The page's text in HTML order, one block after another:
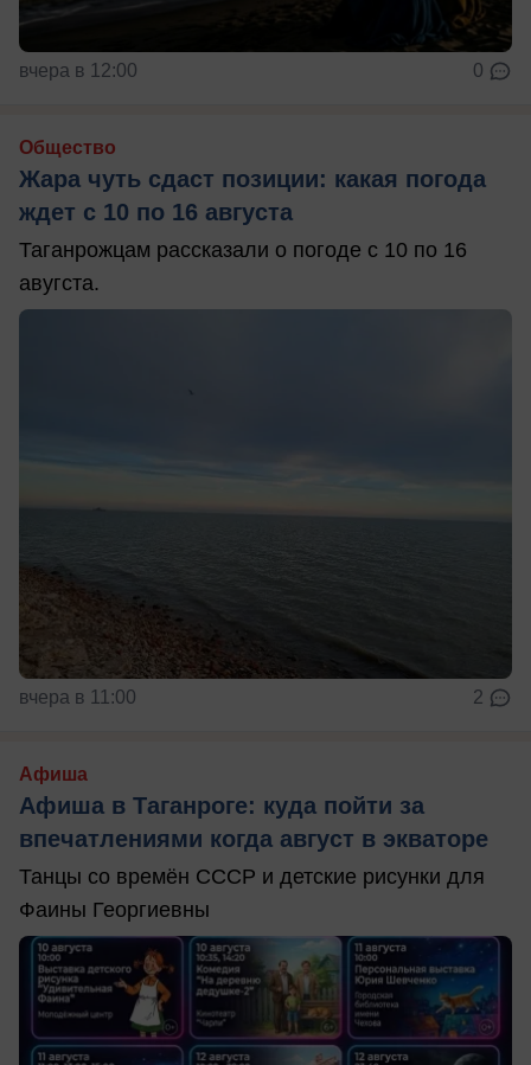
вчера в 12:00 0
Общество
Жара чуть сдаст позиции: какая погода
ждет с 10 по 16 августа
Таганрожцам рассказали о погоде с 10 по 16
авугста.
вчера в 11:00 2
Афиша
Афиша в Таганроге: куда пойти за
впечатлениями когда август в экваторе
Танцы со времён СССР и детские рисунки для
Фаины Георгиевны